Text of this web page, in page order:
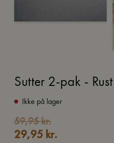
Sutter 2-pak -
Ikke på lager
59,95kr.
Den
oprindelige
29,95 kr.
Den
aktuelle